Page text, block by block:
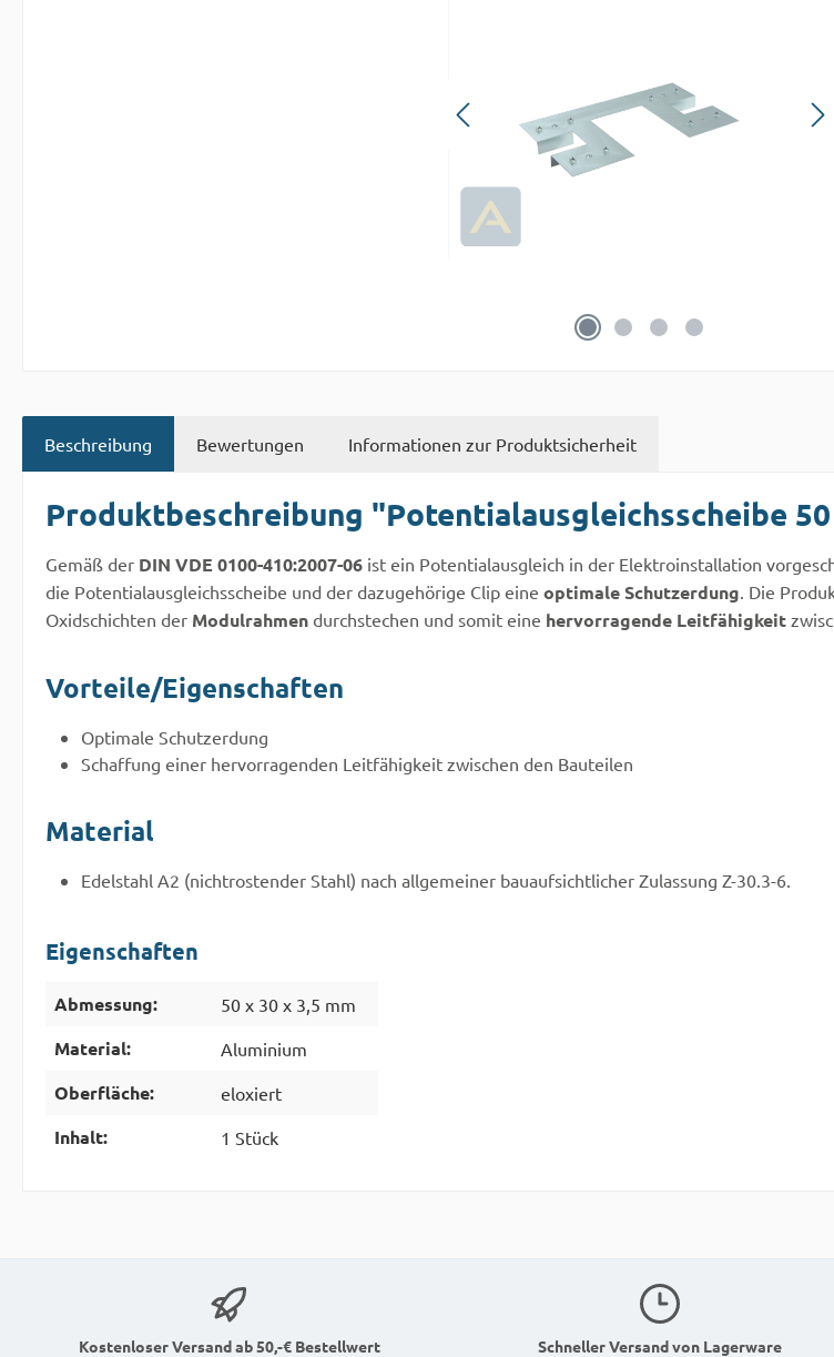
Beschreibung Bewertungen Informationen zur Produktsicherheit
Produktbeschreibung "Potentialausgleichsscheibe
Gemäß der DIN VDE 0100-410:2007-06 ist ein Potentialausgleich in der Elektroinstallation
die Potentialausgleichsscheibe und der dazugehörige Clip eine optimale Schutzerdung. Die
Oxidschichten der Modulrahmen durchstechen und somit eine hervorragende Leitfähigkeit
Vorteile/Eigenschaften
Optimale Schutzerdung
Schaffung einer hervorragenden Leitfähigkeit zwischen den Bauteilen
Material
Edelstahl A2 (nichtrostender Stahl) nach allgemeiner bauaufsichtlicher Zulassung Z-30.3-6.
Eigenschaften
Abmessung: 50 x 30 x 3,5 mm
Material: Aluminium
Oberfläche: eloxiert
Inhalt: 1 Stück
Kostenloser Versand ab 50,-€ Bestellwert Schneller Versand von Lagerware